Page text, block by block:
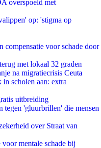
overspoeld met
op: 'stigma op
compensatie voor schade door
met lokaal 32 graden
na migratiecrisis Ceuta
scholen aan: extra
uitbreiding
'gluurbrillen' die mensen
over Straat van
mentale schade bij